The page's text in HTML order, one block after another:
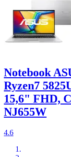
Notebook
Ryzen7
15,6" FHD,
NJ655W
4.6